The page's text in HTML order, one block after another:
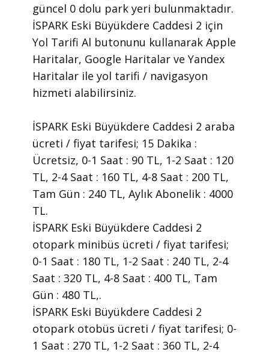
güncel 0 dolu park yeri bulunmaktadır.
İSPARK Eski Büyükdere Caddesi 2 için
Yol Tarifi Al butonunu kullanarak Apple
Haritalar, Google Haritalar ve Yandex
Haritalar ile yol tarifi / navigasyon
hizmeti alabilirsiniz.
İSPARK Eski Büyükdere Caddesi 2 araba
ücreti / fiyat tarifesi; 15 Dakika :
Ücretsiz, 0-1 Saat : 90 TL, 1-2 Saat : 120
TL, 2-4 Saat : 160 TL, 4-8 Saat : 200 TL,
Tam Gün : 240 TL, Aylık Abonelik : 4000
TL.
İSPARK Eski Büyükdere Caddesi 2
otopark minibüs ücreti / fiyat tarifesi;
0-1 Saat : 180 TL, 1-2 Saat : 240 TL, 2-4
Saat : 320 TL, 4-8 Saat : 400 TL, Tam
Gün : 480 TL,.
İSPARK Eski Büyükdere Caddesi 2
otopark otobüs ücreti / fiyat tarifesi; 0-
1 Saat : 270 TL, 1-2 Saat : 360 TL, 2-4